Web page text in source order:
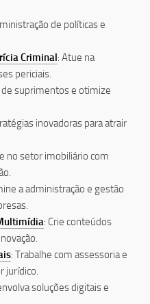
de políticas e
Criminal : Atue na
periciais.
de suprimentos e otimize
inovadoras para atrair
no setor imobiliário com
a administração e gestão
: Crie conteúdos
: Trabalhe com assessoria e
jurídico.
soluções digitais e